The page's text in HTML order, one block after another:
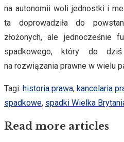
na autonomii woli jednostki i
ta doprowadziła do
złożonych, ale jednocześnie
spadkowego, który do
na rozwiązania prawne w wielu
Tagi: historia prawa, kancelaria
spadkowe, spadki Wielka
Read more articles